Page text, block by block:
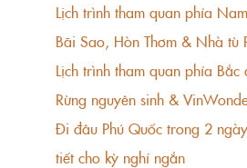
Lịch trình tham quan phía
Bãi Sao, Hòn Thơm & Nhà tù
Lịch trình tham quan phía Bắc
Rừng nguyên sinh &
Đi đâu Phú Quốc trong 2
tiết cho kỳ nghỉ ngắn